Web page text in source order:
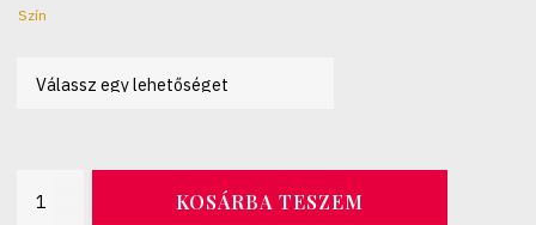
Szín
Csizmás
félig
KOSÁRBA TESZEM